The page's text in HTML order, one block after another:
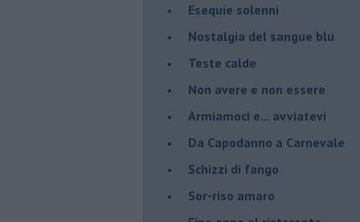
Esequie solenni
Nostalgia del sangue blu
Teste calde
Non avere e non essere
Armiamoci e... avviatevi
Da Capodanno a Carnevale
Schizzi di fango
Sor-riso amaro